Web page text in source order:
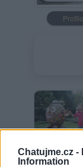
Chatujme.cz -
Information
Luboš